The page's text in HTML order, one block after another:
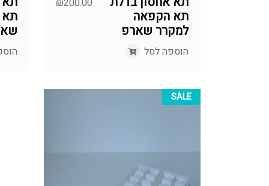
תא הקפאה
למקרר שארפ
הוספה לסל
₪200.00
תא
SALE